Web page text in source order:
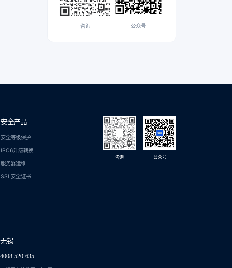
咨询 公众号
安全产品
安全等级保护
IPC6升级转换
服务器运维
SSL安全证书
咨询 公众号
无锡
4008-520-635